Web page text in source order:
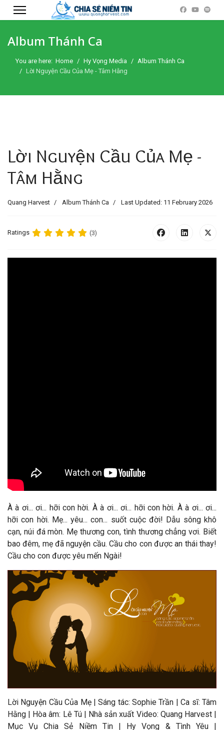
Album Thánh Ca
You are here: Home Hy Vọng Media
Album Thánh Ca
Lời Nguyện Cầu Của Mẹ - Tâm Hằng
Lời Nguyện Cầu Của Mẹ -
Tâm Hằng
Quang Harvest Album Thánh Ca Last Updated: 11 February 2026
Ratings (3)
À à ơi... ơi... hỡi con hời. À à ơi... ơi... hỡi con hời. À à ơi... ơi...
hỡi con hời. Mẹ... yêu... con... suốt cuộc đời! Dẫu sông khô
cạn, núi đá mòn. Mẹ thương con, tình thương chẳng vơi. Biết
bao đêm, mẹ đã nguyện cầu. Cầu cho con được an thái thay!
Cầu cho con được yêu mến Ngài!
Lời Nguyện Cầu Của Mẹ | Sáng tác: Sophie Trần | Ca sĩ: Tâm
Hằng | Hòa âm: Lê Tú | Nhà sản xuất Video: Quang Harvest |
Mục Vụ Chia Sẻ Niềm Tin | Hy Vọng & Tình Yêu |